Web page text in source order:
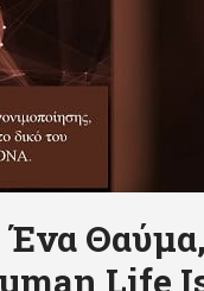
Ένα
Life